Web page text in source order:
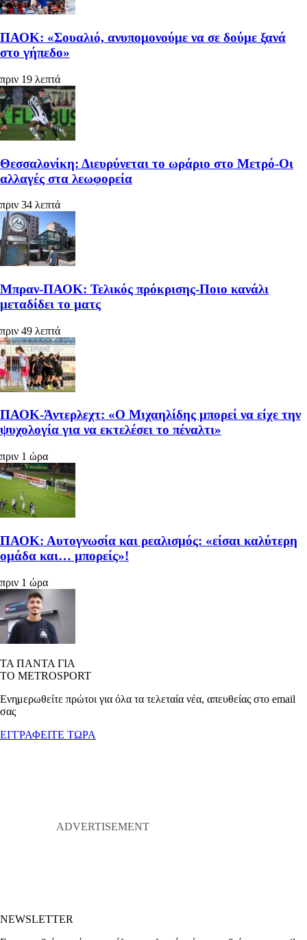
ΠΑΟΚ: «Σουαλιό, ανυπομονούμε να σε δούμε ξανά
στο γήπεδο»
πριν 19 λεπτά
Θεσσαλονίκη: Διευρύνεται το ωράριο στο Μετρό-Οι
αλλαγές στα λεωφορεία
πριν 34 λεπτά
Μπραν-ΠΑΟΚ: Τελικός πρόκρισης-Ποιο κανάλι
μεταδίδει το ματς
πριν 49 λεπτά
ΠΑΟΚ-Άντερλεχτ: «Ο Μιχαηλίδης μπορεί να είχε την
ψυχολογία για να εκτελέσει το πέναλτι»
πριν 1 ώρα
ΠΑΟΚ: Αυτογνωσία και ρεαλισμός: «είσαι καλύτερη
ομάδα και… μπορείς»!
πριν 1 ώρα
ΤΑ ΠΑΝΤΑ ΓΙΑ
ΤΟ METROSPORT
Ενημερωθείτε πρώτοι για όλα τα τελεταία νέα, απευθείας στο email
σας
ΕΓΓΡΑΦΕΙΤΕ ΤΩΡΑ
NEWSLETTER